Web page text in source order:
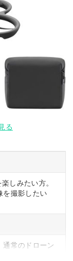
る
しみたい方。
を撮影したい
通常のドローン